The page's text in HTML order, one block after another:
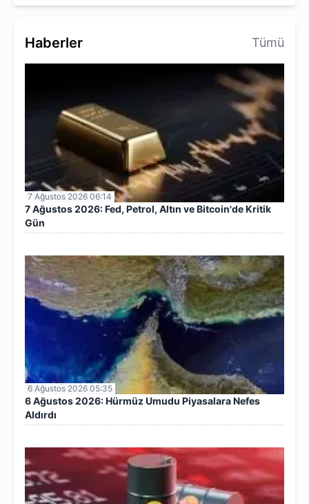
Haberler Tümü
7 Ağustos 2026 06:14
7 Ağustos 2026: Fed, Petrol, Altın ve Bitcoin'de Kritik
Gün
6 Ağustos 2026 05:35
6 Ağustos 2026: Hürmüz Umudu Piyasalara Nefes
Aldırdı